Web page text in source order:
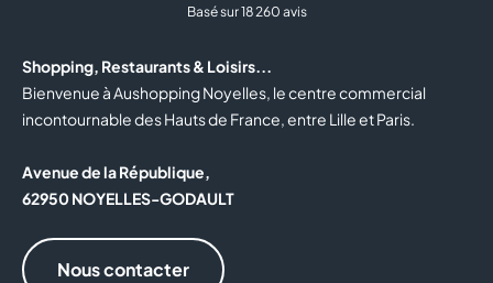
BOTTINA
BOULANGER
BOUTIQUE OFFICIELLE DU RC LENS
BOUYGUES TELECOM
BURGER KING
Basé sur 18 260 avis
Shopping, Restaurants & Loisirs...
Bienvenue à Aushopping Noyelles, le centre commercial
incontournable des Hauts de France, entre Lille et Paris.
Avenue de la République,
62950 NOYELLES-GODAULT
Nous contacter